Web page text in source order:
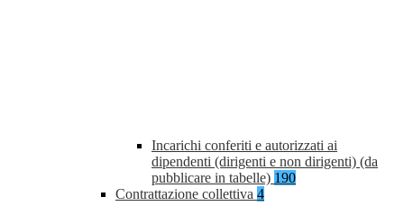
Incarichi conferiti e autorizzati ai
dipendenti (dirigenti e non dirigenti) (da
pubblicare in tabelle) 190
Contrattazione collettiva 4